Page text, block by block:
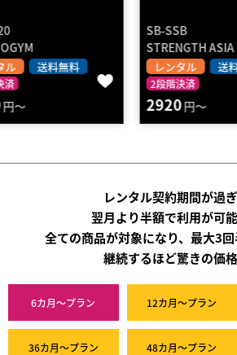
STRENGTH ASIA
レンタル
2920
WILD
レン
200
レンタル契約期間が過
翌月より半額で利用が可能
全ての商品が対象になり、最大3
継続するほど驚きの価格
6カ月～プラン 12カ月～プラン
36カ月～プラン 48カ月～プラン